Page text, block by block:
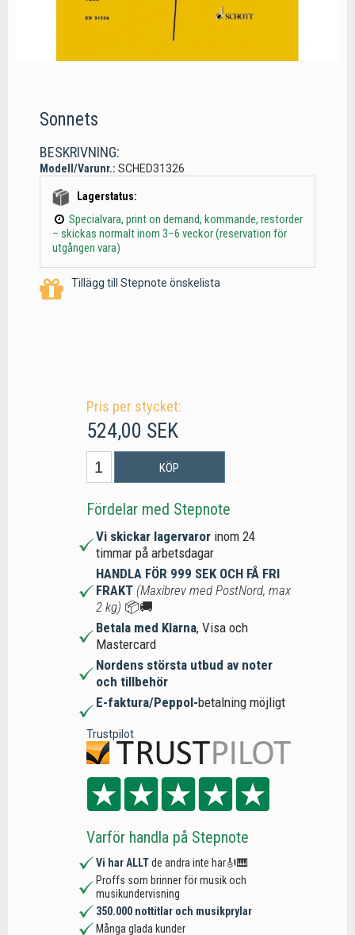
Sonnets
BESKRIVNING:
Modell/Varunr.: SCHED31326
Lagerstatus:
Specialvara, print on demand, kommande, restorder
– skickas normalt inom 3–6 veckor (reservation för
utgången vara)
Tillägg till Stepnote önskelista
Pris per stycket:
524,00 SEK
KÖP
Fördelar med Stepnote
Vi skickar lagervaror inom 24
timmar på arbetsdagar
HANDLA FÖR 999 SEK OCH FÅ FRI
FRAKT (Maxibrev med PostNord, max
2 kg) 📦🚚
Betala med Klarna, Visa och
Mastercard
Nordens största utbud av noter
och tillbehör
E-faktura/Peppol-betalning möjligt
Trustpilot
Varför handla på Stepnote
Vi har ALLTde andra inte har🎻🎹
Proffs som brinner för musik och
musikundervisning
350.000 nottitlar och musikprylar
Många glada kunder